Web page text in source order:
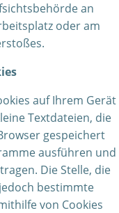
an
oder am
auf Ihrem Gerät
Textdateien, die
gespeichert
ausführen und
Die Stelle, die
bestimmte
von Cookies